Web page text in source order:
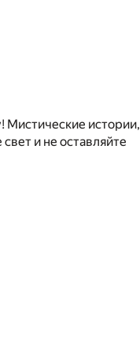
Мистические истории,
и не оставляйте